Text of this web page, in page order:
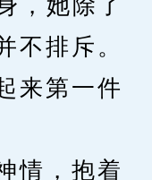
，她除了
不排斥。
第一件
，抱着